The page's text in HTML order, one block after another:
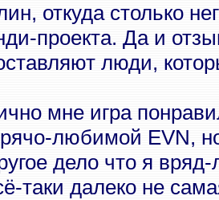
откуда столько
проекта. Да и
люди,
мне игра
любимой EVN,
дело что я
таки далеко не